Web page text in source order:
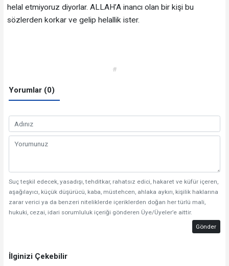
helal etmiyoruz diyorlar. ALLAH’A inancı olan bir kişi bu
sözlerden korkar ve gelip helallik ister.
#
Yorumlar (0)
Suç teşkil edecek, yasadışı, tehditkar, rahatsız edici, hakaret ve küfür içeren,
aşağılayıcı, küçük düşürücü, kaba, müstehcen, ahlaka aykırı, kişilik haklarına
zarar verici ya da benzeri niteliklerde içeriklerden doğan her türlü mali,
hukuki, cezai, idari sorumluluk içeriği gönderen Üye/Üyeler’e aittir.
Gönder
İlginizi Çekebilir